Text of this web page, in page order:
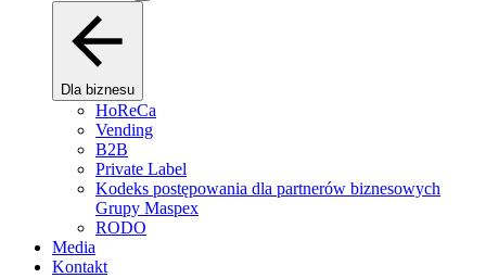
Dla biznesu
HoReCa
Vending
B2B
Private Label
Kodeks postępowania dla partnerów biznesowych
Grupy Maspex
RODO
Media
Kontakt